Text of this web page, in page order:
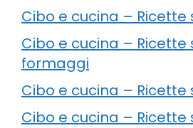
Cibo e cucina – Ricette
Cibo e cucina – Ricette
formaggi
Cibo e cucina – Ricette
Cibo e cucina – Ricette